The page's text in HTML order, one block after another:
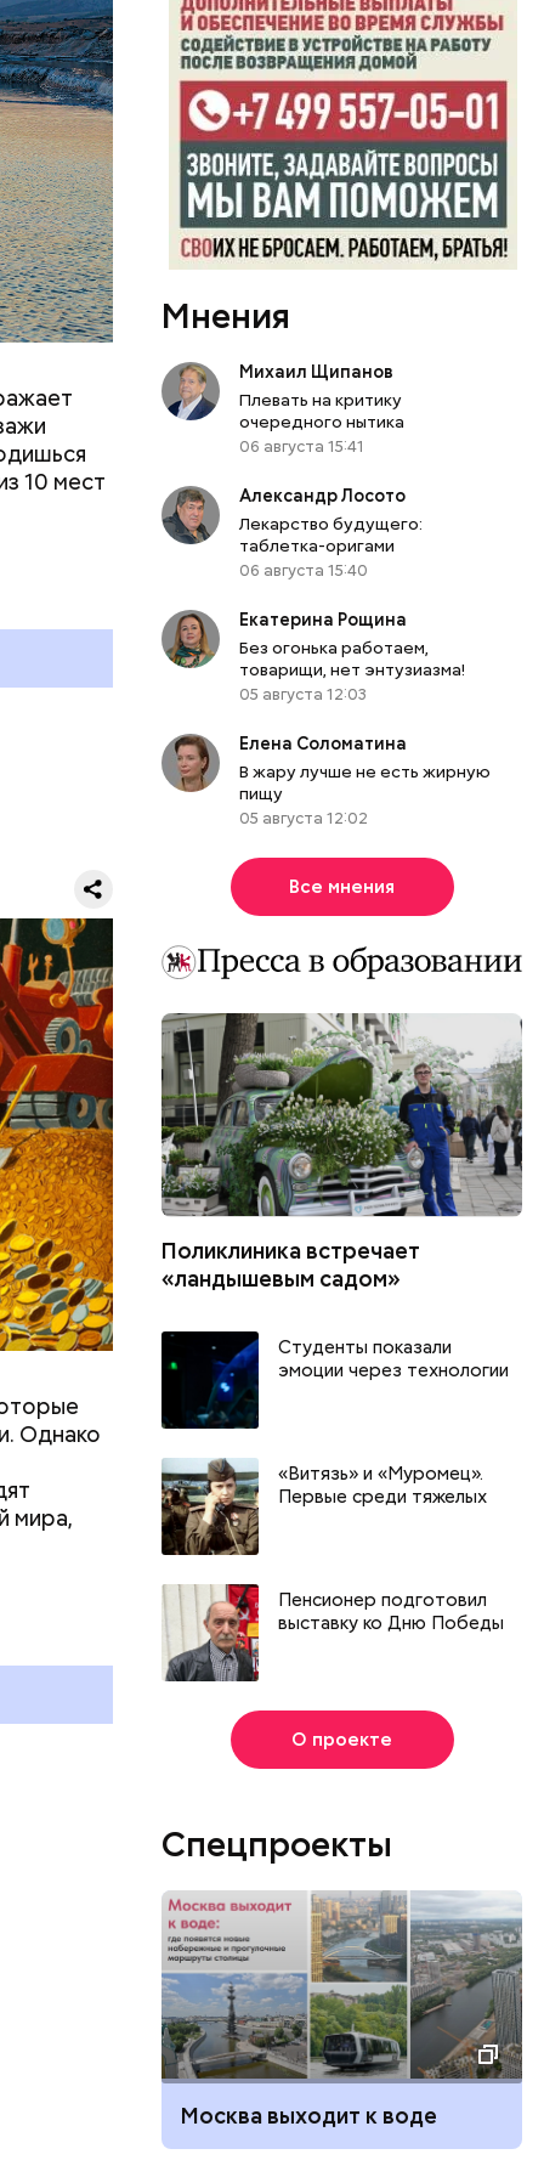
День сидения на
подоконниках: какие
праздники отмечают в России
и мире 2 августа
и
10 мест
Однако
мира,
в
во
Мнения
Михаил Щипанов
Плевать на критику
очередного нытика
06 августа 15:41
Александр Лосото
Лекарство будущего:
таблетка-оригами
06 августа 15:40
Екатерина Рощина
Без огонька работаем,
товарищи, нет энтузиазма!
05 августа 12:03
Елена Соломатина
В жару лучше не есть жирную
пищу
05 августа 12:02
Все мнения
Поликлиника встречает
«ландышевым садом»
Студенты показали
эмоции через технологии
«Витязь» и «Муромец».
Первые среди тяжелых
Пенсионер подготовил
выставку ко Дню Победы
О проекте
Спецпроекты
Москва выходит к воде